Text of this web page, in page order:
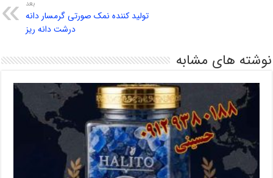
بعد
تولید کننده نمک صورتی گرمسار دانه
درشت دانه ریز
نوشته های مشابه